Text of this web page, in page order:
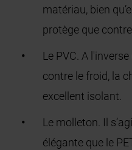
matériau, bien
protège que
Le PVC. A
contre le froid, la
excellent isolant.
Le molleton. Il
élégante que le